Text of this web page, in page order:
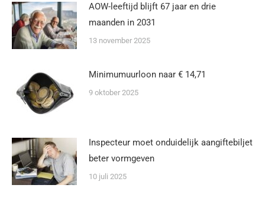
AOW-leeftijd blijft 67 jaar en drie
maanden in 2031
13 november 2025
Minimumuurloon naar € 14,71
9 oktober 2025
Inspecteur moet onduidelijk aangiftebiljet
beter vormgeven
10 juli 2025